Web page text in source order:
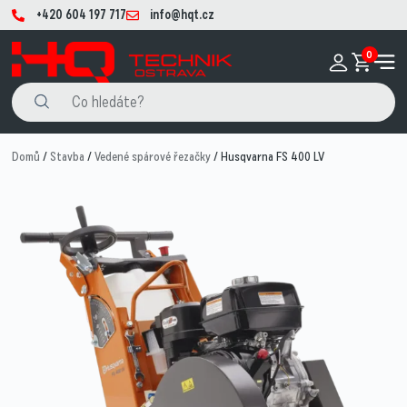
+420 604 197 717 info@hqt.cz
0
Domů /Stavba /Vedené spárové řezačky/ Husqvarna FS 400 LV